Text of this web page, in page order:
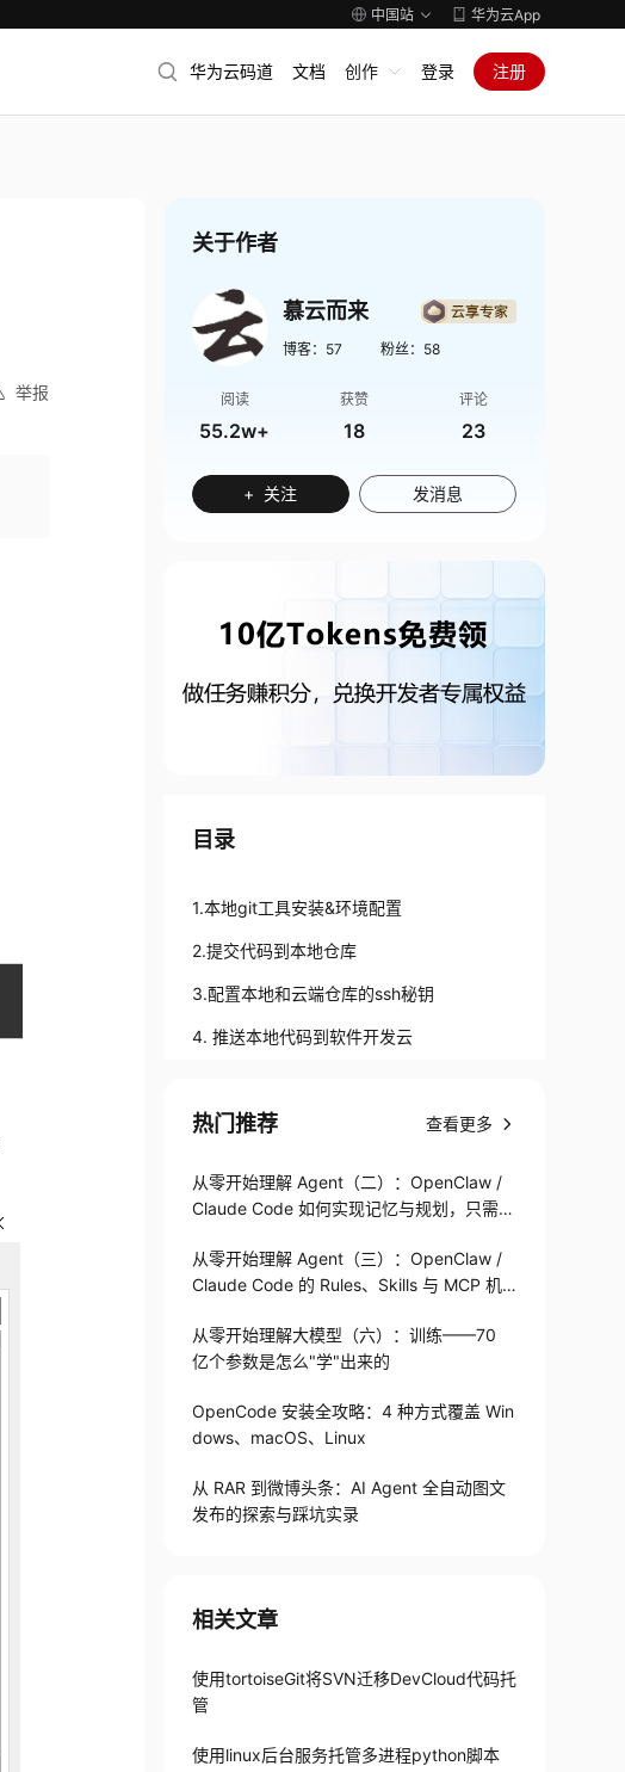
中国站 华为云App
华为云码道 文档 创作 登录 注册
举报
关于作者
慕云而来
博客： 57 粉丝： 58
阅读
55.2w+
获赞
18
评论
23
+ 关注 发消息
目录
1.本地git工具安装&环境配置
2.提交代码到本地仓库
3.配置本地和云端仓库的ssh秘钥
4. 推送本地代码到软件开发云
热门推荐 查看更多
从零开始理解 Agent（二）：OpenClaw /
Claude Code 如何实现记忆与规划，只需1
从零开始理解 Agent（三）：OpenClaw /
Claude Code 的 Rules、Skills 与 MCP 机
从零开始理解大模型（六）：训练——70
亿个参数是怎么"学"出来的
OpenCode 安装全攻略：4 种方式覆盖 Win
dows、macOS、Linux
从 RAR 到微博头条：AI Agent 全自动图文
发布的探索与踩坑实录
相关文章
使用tortoiseGit将SVN迁移DevCloud代码托
管
使用linux后台服务托管多进程python脚本